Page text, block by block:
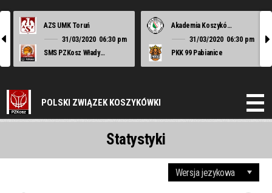
l
AZS UMK Toruń
31/03/2020 06:30 pm
SMS PZKosz Władysławowo
Akademia Koszykówki Legii Warszawa
31/03/2020 06:30 pm
PKK 99 Pabianice
r
POLSKI ZWIĄZEK KOSZYKÓWKI
Statystyki